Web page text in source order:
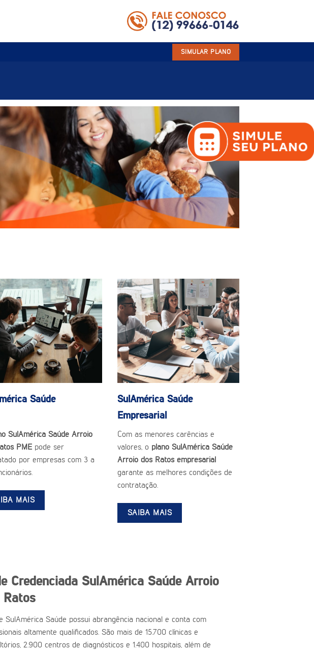
SIMULAR PLANO
Saúde
SulAmérica Saúde Arroio
PME pode ser
por empresas com 3 a
MAIS
SulAmérica Saúde
Empresarial
Com as menores carências e
valores, o plano SulAmérica Saúde
Arroio dos Ratos empresarial
garante as melhores condições de
contratação.
SAIBA MAIS
Credenciada SulAmérica Saúde Arroio
Ratos
SulAmérica Saúde possui abrangência nacional e conta com
altamente qualificados. São mais de 15.700 clínicas e
2.900 centros de diagnósticos e 1.400 hospitais, além de